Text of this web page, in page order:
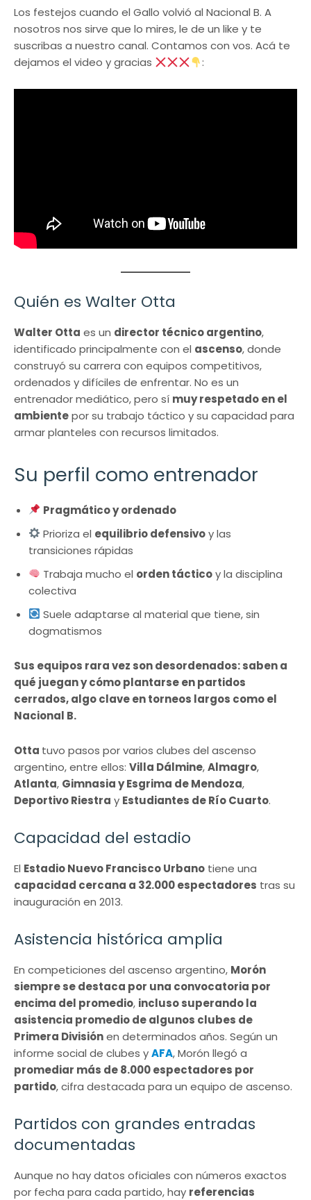
Los festejos cuando el Gallo volvió al Nacional B. A
nosotros nos sirve que lo mires, le de un like y te
suscribas a nuestro canal. Contamos con vos. Acá te
dejamos el video y gracias
​:
Quién es Walter Otta
Walter Otta es un director técnico argentino,
identificado principalmente con el ascenso, donde
construyó su carrera con equipos competitivos,
ordenados y difíciles de enfrentar. No es un
entrenador mediático, pero sí muy respetado en el
ambientepor su trabajo táctico y su capacidad para
armar planteles con recursos limitados.
Su perfil como entrenador
Pragmático y ordenado
Prioriza el equilibrio defensivoy las
transiciones rápidas
Trabaja mucho el orden tácticoy la disciplina
colectiva
Suele adaptarse al material que tiene, sin
dogmatismos
Sus equipos rara vez son desordenados: saben a
qué juegan y cómo plantarse en partidos
cerrados, algo clave en torneos largos como el
Nacional B.
Otta tuvo pasos por varios clubes del ascenso
argentino, entre ellos: Villa Dálmine,Almagro,
Atlanta, Gimnasia y Esgrima de Mendoza,
Deportivo Riestra y Estudiantes de Río Cuarto.
Capacidad del estadio
El Estadio Nuevo Francisco Urbano tiene una
capacidad cercana a 32.000 espectadores tras su
inauguración en 2013.
Asistencia histórica amplia
En competiciones del ascenso argentino, Morón
siempre se destaca por una convocatoria por
encima del promedio, incluso superando la
asistencia promedio de algunos clubes de
Primera Divisiónen determinados años. Según un
informe social de clubes yAFA, Morón llegó a
promediar más de 8.000 espectadores por
partido, cifra destacada para un equipo de ascenso.
Partidos con grandes entradas
documentadas
Aunque no hay datos oficiales con números exactos
por fecha para cada partido, hay referencias